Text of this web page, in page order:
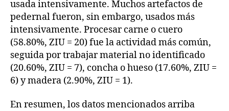
usada intensivamente. Muchos artefactos de
pedernal fueron, sin embargo, usados más
intensivamente. Procesar carne o cuero
(58.80%, ZIU = 20) fue la actividad más común,
seguida por trabajar material no identificado
(20.60%, ZIU = 7), concha o hueso (17.60%, ZIU =
6) y madera (2.90%, ZIU = 1).
En resumen, los datos mencionados arriba